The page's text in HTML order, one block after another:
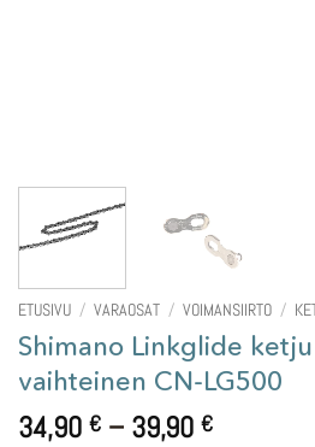
ETUSIVU / VARAOSAT / VOIMANSIIRTO /
Shimano Linkglide
vaihteinen CN-LG500
34,90 € – 39,90 €